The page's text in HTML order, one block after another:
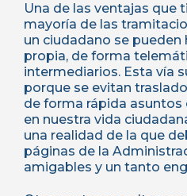
Una de las ventajas que
mayoría de las
un ciudadano se
propia, de forma
intermediarios. Esta vía
porque se evitan
de forma rápida
en nuestra vida
una realidad de la que
páginas de la
amigables y un tanto